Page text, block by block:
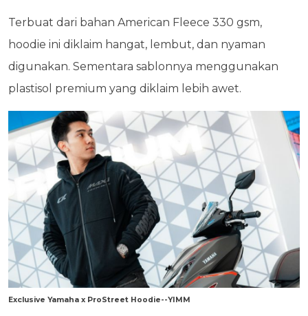
Terbuat dari bahan American Fleece 330 gsm,
hoodie ini diklaim hangat, lembut, dan nyaman
digunakan. Sementara sablonnya menggunakan
plastisol premium yang diklaim lebih awet.
Exclusive Yamaha x ProStreet Hoodie--YIMM